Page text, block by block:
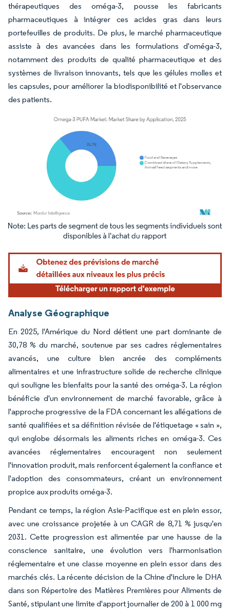
thérapeutiques des oméga-3, pousse les fabricants
pharmaceutiques à intégrer ces acides gras dans leurs
portefeuilles de produits. De plus, le marché pharmaceutique
assiste à des avancées dans les formulations d'oméga-3,
notamment des produits de qualité pharmaceutique et des
systèmes de livraison innovants, tels que les gélules molles et
les capsules, pour améliorer la biodisponibilité et l'observance
des patients.
Image © Mordor Intelligence. La réutilisation nécessite une attribution sous CC BY
Analyse Géographique
En 2025, l'Amérique du Nord détient une part dominante de
30,78 % du marché, soutenue par ses cadres réglementaires
avancés, une culture bien ancrée des compléments
alimentaires et une infrastructure solide de recherche clinique
qui souligne les bienfaits pour la santé des oméga-3. La région
bénéficie d'un environnement de marché favorable, grâce à
l'approche progressive de la FDA concernant les allégations de
santé qualifiées et sa définition révisée de l'étiquetage « sain »,
qui englobe désormais les aliments riches en oméga-3. Ces
avancées réglementaires encouragent non seulement
l'innovation produit, mais renforcent également la confiance et
l'adoption des consommateurs, créant un environnement
propice aux produits oméga-3.
Pendant ce temps, la région Asie-Pacifique est en plein essor,
avec une croissance projetée à un CAGR de 8,71 % jusqu'en
2031. Cette progression est alimentée par une hausse de la
conscience sanitaire, une évolution vers l'harmonisation
réglementaire et une classe moyenne en plein essor dans des
marchés clés. La récente décision de la Chine d'inclure le DHA
dans son Répertoire des Matières Premières pour Aliments de
Santé, stipulant une limite d'apport journalier de 200 à 1 000 mg